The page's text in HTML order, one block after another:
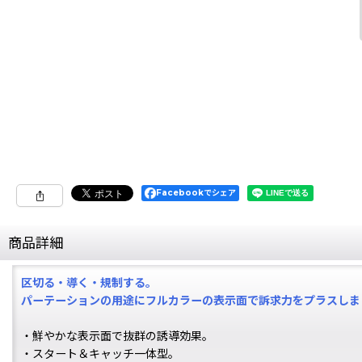
Facebookでシェア
商品詳細
区切る・導く・規制する。
パーテーションの用途にフルカラーの表示面で訴求力をプラスし
・鮮やかな表示面で抜群の誘導効果。
・スタート＆キャッチ一体型。